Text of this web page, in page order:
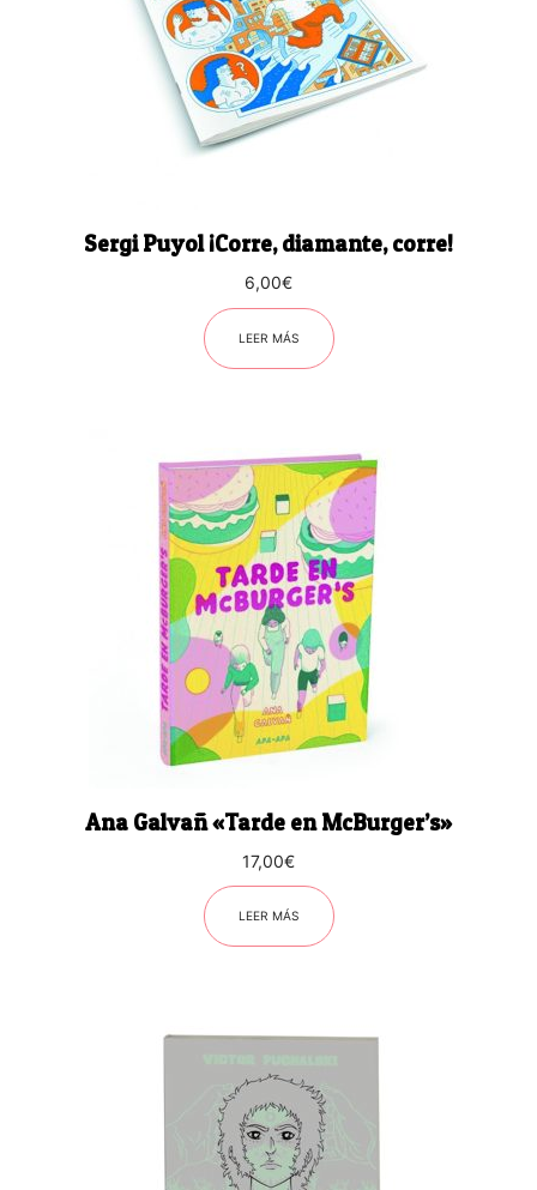
Sergi Puyol ¡Corre, diamante, corre!
6,00€
LEER MÁS
Ana Galvañ «Tarde en McBurger’s»
17,00€
LEER MÁS